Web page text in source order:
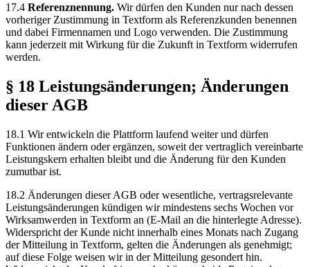
17.4 Referenznennung. Wir dürfen den Kunden nur nach dessen
vorheriger Zustimmung in Textform als Referenzkunden benennen
und dabei Firmennamen und Logo verwenden. Die Zustimmung
kann jederzeit mit Wirkung für die Zukunft in Textform widerrufen
werden.
§ 18 Leistungsänderungen; Änderungen
dieser AGB
18.1 Wir entwickeln die Plattform laufend weiter und dürfen
Funktionen ändern oder ergänzen, soweit der vertraglich vereinbarte
Leistungskern erhalten bleibt und die Änderung für den Kunden
zumutbar ist.
18.2 Änderungen dieser AGB oder wesentliche, vertragsrelevante
Leistungsänderungen kündigen wir mindestens sechs Wochen vor
Wirksamwerden in Textform an (E-Mail an die hinterlegte Adresse).
Widerspricht der Kunde nicht innerhalb eines Monats nach Zugang
der Mitteilung in Textform, gelten die Änderungen als genehmigt;
auf diese Folge weisen wir in der Mitteilung gesondert hin.